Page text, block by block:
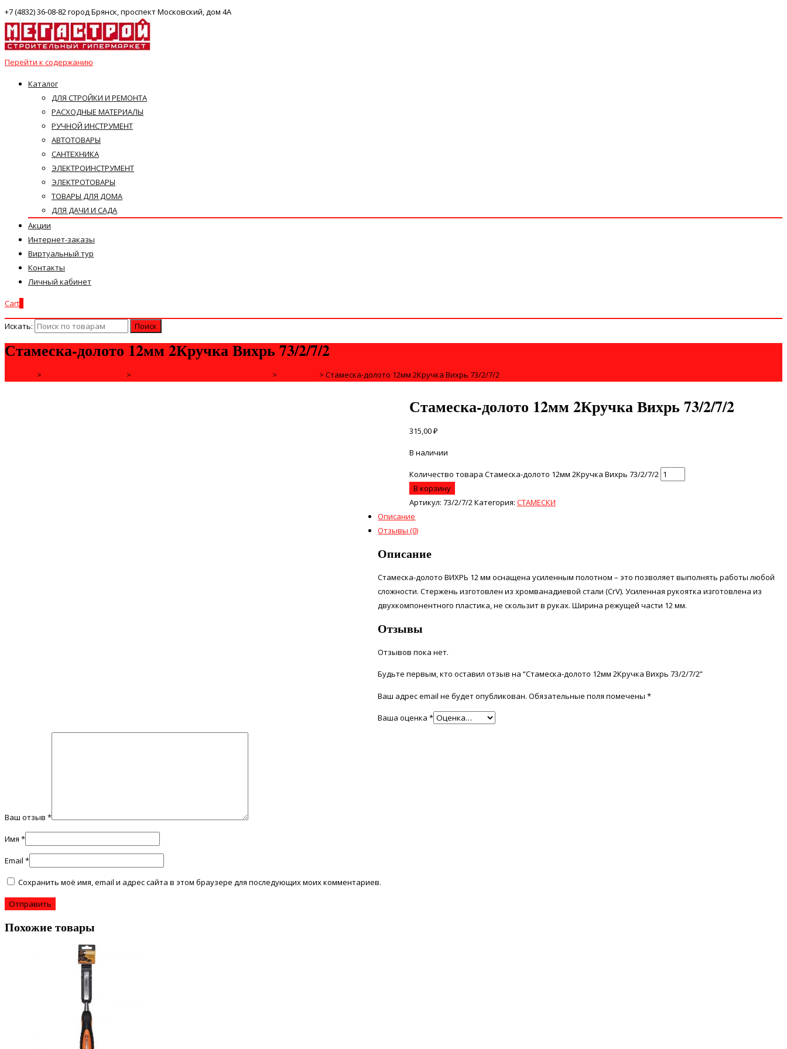
+7 (4832) 36-08-82 город Брянск, проспект Московский, дом 4А
Перейти к содержанию
Каталог
ДЛЯ СТРОЙКИ И РЕМОНТА
РАСХОДНЫЕ МАТЕРИАЛЫ
РУЧНОЙ ИНСТРУМЕНТ
АВТОТОВАРЫ
САНТЕХНИКА
ЭЛЕКТРОИНСТРУМЕНТ
ЭЛЕКТРОТОВАРЫ
ТОВАРЫ ДЛЯ ДОМА
ДЛЯ ДАЧИ И САДА
Акции
Интернет-заказы
Виртуальный тур
Контакты
Личный кабинет
Cart
Искать:
Стамеска-долото 12мм 2Кручка Вихрь 73/2/7/2
> > > > Стамеска-долото 12мм 2Кручка Вихрь 73/2/7/2
Стамеска-долото 12мм 2Кручка Вихрь 73/2/7/2
315,00₽
В наличии
Количество товара Стамеска-долото 12мм 2Кручка Вихрь 73/2/7/2
В корзину
Артикул: 73/2/7/2Категория: СТАМЕСКИ
Описание
Отзывы (0)
Описание
Стамеска-долото ВИХРЬ 12 мм оснащена усиленным полотном – это позволяет выполнять работы любой
сложности. Стержень изготовлен из хромванадиевой стали (CrV). Усиленная рукоятка изготовлена из
двухкомпонентного пластика, не скользит в руках. Ширина режущей части 12 мм.
Отзывы
Отзывов пока нет.
Будьте первым, кто оставил отзыв на “Стамеска-долото 12мм 2Кручка Вихрь 73/2/7/2”
Ваш адрес email не будет опубликован. Обязательные поля помечены*
Ваша оценка*
Ваш отзыв *
Имя *
Email *
Сохранить моё имя, email и адрес сайта в этом браузере для последующих моих комментариев.
Похожие товары